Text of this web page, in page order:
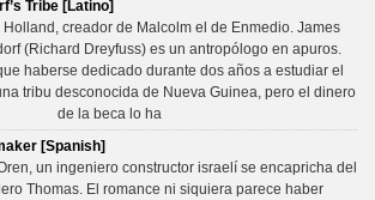
Tribe [Latino]
Holland, creador de Malcolm el de Enmedio. James
(Richard Dreyfuss) es un antropólogo en apuros.
haberse dedicado durante dos años a estudiar el
tribu desconocida de Nueva Guinea, pero el dinero
de la beca lo ha
[Spanish]
un ingeniero constructor israelí se encapricha del
Thomas. El romance ni siquiera parece haber